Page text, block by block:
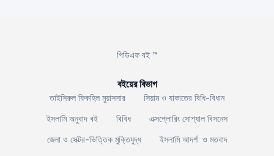
পিডিএফ বই ™
বইয়ের বিভাগ
তাইসিরুল ফিকহিল মুয়াসসার
সিয়াম ও যাকাতের বিধি-বিধান
ইসলামি অনুবাদ বই
বিবিধ
এক্সপ্লোরিং সোশ্যাল বিসনেস
জেলা ও সেক্টর-ভিত্তিক মুক্তিযুদ্ধ
ইসলামি আদর্শ ও মতবাদ